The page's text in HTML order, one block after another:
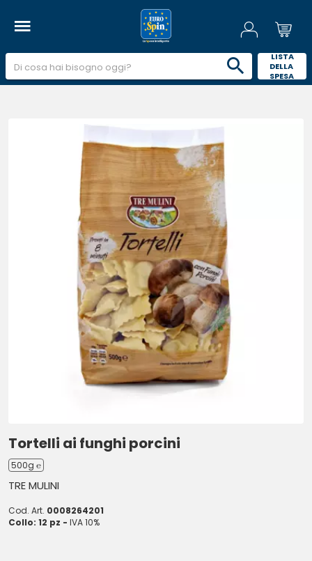
LISTA
DELLA
SPESA
Tortelli ai funghi porcini
500g ℮
TRE MULINI
Cod. Art. 0008264201
Collo: 12 pz - IVA 10%